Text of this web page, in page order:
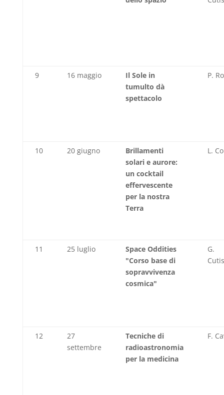
9 16 maggio
Il Sole in
tumulto dà
spettacolo
P.
10 20 giugno
Brillamenti
solari e aurore:
un cocktail
effervescente
per la nostra
Terra
L.
11 25 luglio
Space Oddities
"Corso base di
sopravvivenza
cosmica"
G.
12
27
settembre
Tecniche di
radioastronomia
per la medicina
F.